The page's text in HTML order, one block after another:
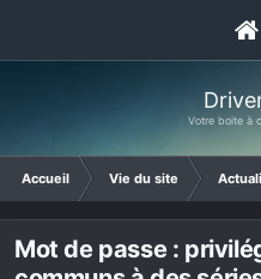
Votre boite à
Accueil Vie du site
Mot de passe :